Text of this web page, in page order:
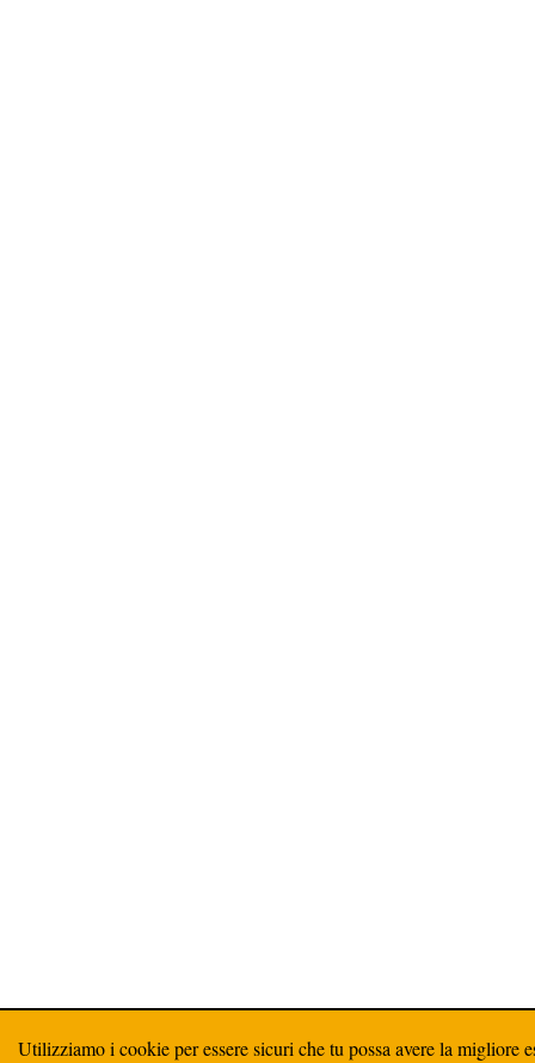
Utilizziamo i cookie per essere sicuri che tu possa avere la migliore